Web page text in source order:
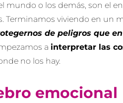
mundo o los demás, son el
Terminamos viviendo en un
de peligros que
a interpretar las
no los hay.
emocional